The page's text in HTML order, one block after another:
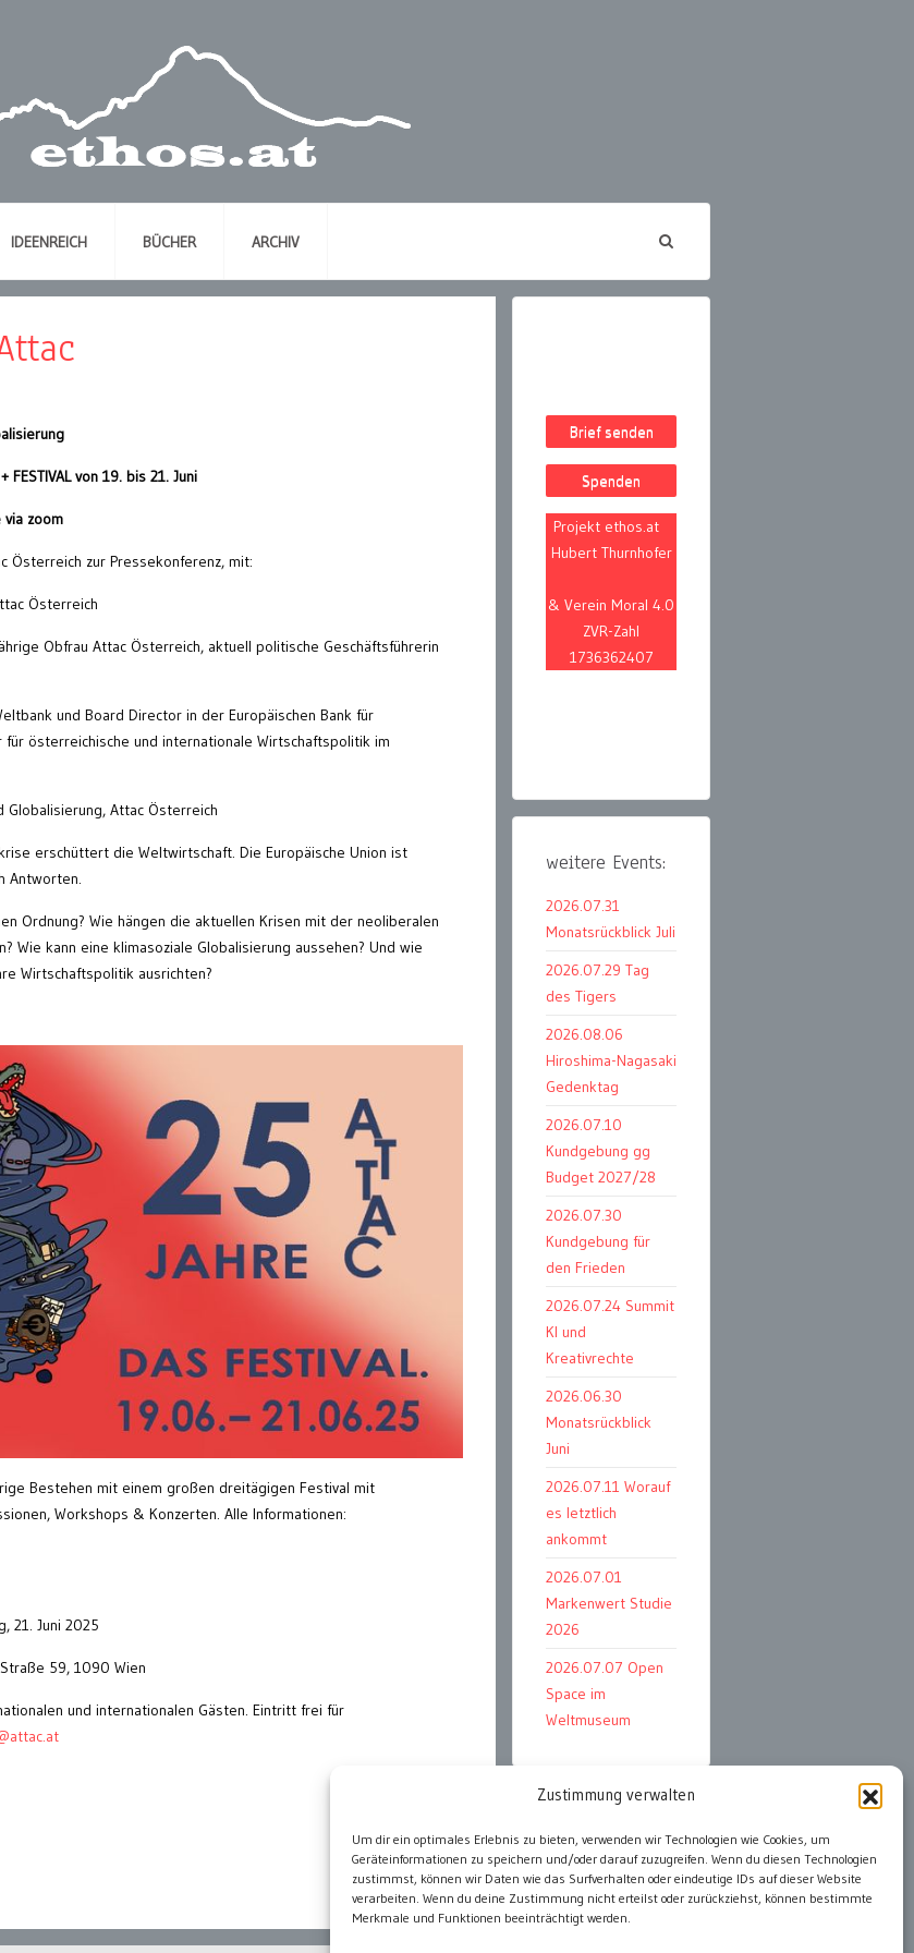
Zustimmung verwalten
Um dir ein optimales Erlebnis zu bieten, verwenden wir Technologien wie Cookies, um
Geräteinformationen zu speichern und/oder darauf zuzugreifen. Wenn du diesen Technologien
zustimmst, können wir Daten wie das Surfverhalten oder eindeutige IDs auf dieser Website
verarbeiten. Wenn du deine Zustimmung nicht erteilst oder zurückziehst, können bestimmte
Merkmale und Funktionen beeinträchtigt werden.
IDEENREICH BÜCHER ARCHIV
von 19. bis 21. Juni
zoom
Österreich zur Pressekonferenz, mit:
Österreich
Obfrau Attac Österreich, aktuell politische Geschäftsführerin
und Board Director in der Europäischen Bank für
für österreichische und internationale Wirtschaftspolitik im
Globalisierung, Attac Österreich
erschüttert die Weltwirtschaft. Die Europäische Union ist
Antworten.
Ordnung? Wie hängen die aktuellen Krisen mit der neoliberalen
Wie kann eine klimasoziale Globalisierung aussehen? Und wie
Wirtschaftspolitik ausrichten?
Bestehen mit einem großen dreitägigen Festival mit
Workshops & Konzerten. Alle Informationen:
21. Juni 2025
59, 1090 Wien
und internationalen Gästen. Eintritt frei für
Brief senden
Spenden
Projekt ethos.at
Hubert Thurnhofer
& Verein Moral 4.0
ZVR-Zahl
1736362407
weitere Events:
2026.07.31
Monatsrückblick Juli
2026.07.29 Tag
des Tigers
2026.08.06
Hiroshima-Nagasaki
Gedenktag
2026.07.10
Kundgebung gg
Budget 2027/28
2026.07.30
Kundgebung für
den Frieden
2026.07.24 Summit
KI und
Kreativrechte
2026.06.30
Monatsrückblick
Juni
2026.07.11 Worauf
es letztlich
ankommt
2026.07.01
Markenwert Studie
2026
2026.07.07 Open
Space im
Weltmuseum
alle Events